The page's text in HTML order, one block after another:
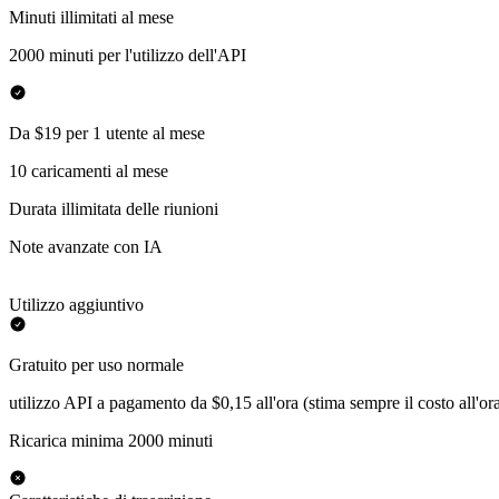
Minuti illimitati al mese
2000 minuti per l'utilizzo dell'API
Da $19 per 1 utente al mese
10 caricamenti al mese
Durata illimitata delle riunioni
Note avanzate con IA
Utilizzo aggiuntivo
Gratuito per uso normale
utilizzo API a pagamento da $0,15 all'ora (stima sempre il costo
Ricarica minima 2000 minuti